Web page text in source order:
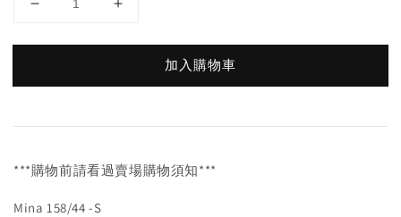
加入購物車
***購物前請看過賣場購物須知***
Mina 158/44 -S